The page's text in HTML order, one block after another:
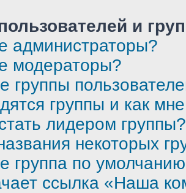
и
администраторы?
модераторы?
группы
группы и как
лидером группы?
некоторых
группа по
ссылка «Наша